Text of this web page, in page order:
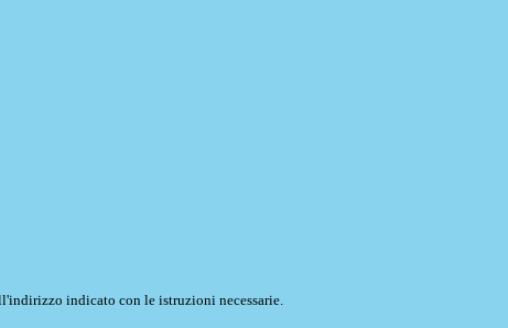
indicato con le istruzioni necessarie.